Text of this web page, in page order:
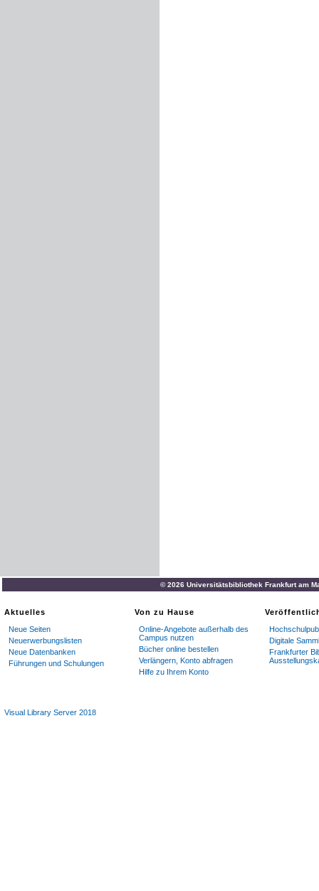
© 2026 Universitätsbibliothek Frankfurt am
Aktuelles
Neue Seiten
Neuerwerbungslisten
Neue Datenbanken
Führungen und Schulungen
Von zu Hause
Online-Angebote außerhalb des
Campus nutzen
Bücher online bestellen
Verlängern, Konto abfragen
Hilfe zu Ihrem Konto
Digitale
Frankfurter
Visual Library Server 2018